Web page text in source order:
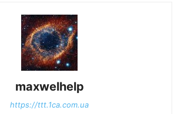
maxwelhelp
https://ttt.1ca.com.ua